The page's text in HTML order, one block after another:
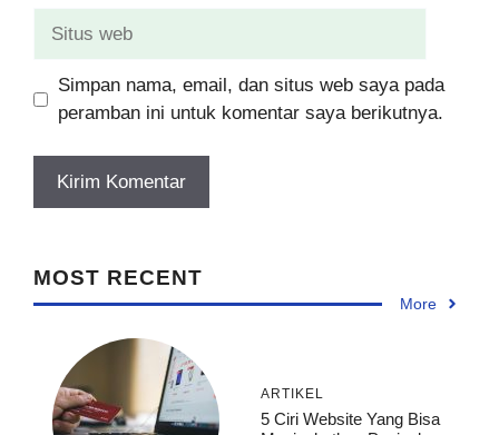
Simpan nama, email, dan situs web saya pada
peramban ini untuk komentar saya berikutnya.
MOST RECENT
More
ARTIKEL
5 Ciri Website Yang Bisa